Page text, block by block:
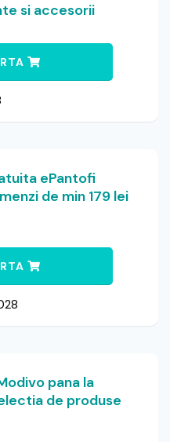
si accesorii
ePantofi
de min 179 lei
pana la
de produse